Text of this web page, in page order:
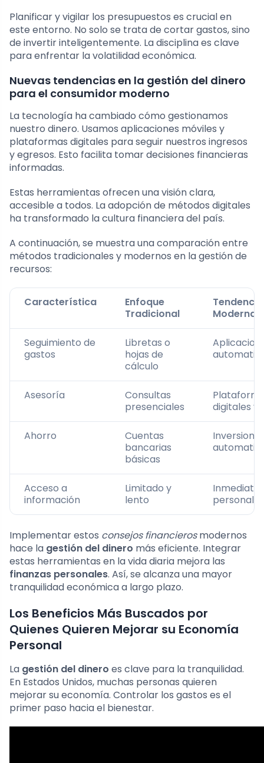
Planificar y vigilar los presupuestos es crucial en
este entorno. No solo se trata de cortar gastos, sino
de invertir inteligentemente. La disciplina es clave
para enfrentar la volatilidad económica.
Nuevas tendencias en la gestión del dinero
para el consumidor moderno
La tecnología ha cambiado cómo gestionamos
nuestro dinero. Usamos aplicaciones móviles y
plataformas digitales para seguir nuestros ingresos
y egresos. Esto facilita tomar decisiones financieras
informadas.
Estas herramientas ofrecen una visión clara,
accesible a todos. La adopción de métodos digitales
ha transformado la cultura financiera del país.
A continuación, se muestra una comparación entre
métodos tradicionales y modernos en la gestión de
recursos:
Característica
Enfoque
Tradicional
Tendencia
Moderna
Seguimiento de
gastos
Libretas o
hojas de
cálculo
Asesoría
Consultas
presenciales
digitales y
Ahorro
Cuentas
bancarias
básicas
Acceso a
información
Limitado y
lento
Inmediato
Implementar estos consejos financierosmodernos
hace la gestión del dinero más eficiente. Integrar
estas herramientas en la vida diaria mejora las
finanzas personales. Así, se alcanza una mayor
tranquilidad económica a largo plazo.
Los Beneficios Más Buscados por
Quienes Quieren Mejorar su Economía
Personal
La gestión del dinero es clave para la tranquilidad.
En Estados Unidos, muchas personas quieren
mejorar su economía. Controlar los gastos es el
primer paso hacia el bienestar.